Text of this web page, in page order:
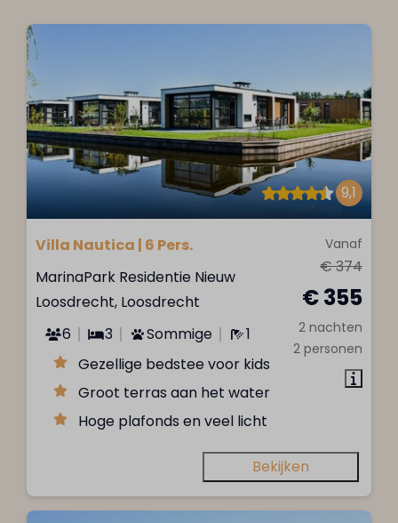
9,1
Vanaf
€ 374
€ 355
2 nachten
2 personen
Villa Nautica | 6 Pers.
MarinaPark Residentie Nieuw
Loosdrecht, Loosdrecht
6
3 Sommige
1
Gezellige bedstee voor kids
Groot terras aan het water
Hoge plafonds en veel licht
Bekijken